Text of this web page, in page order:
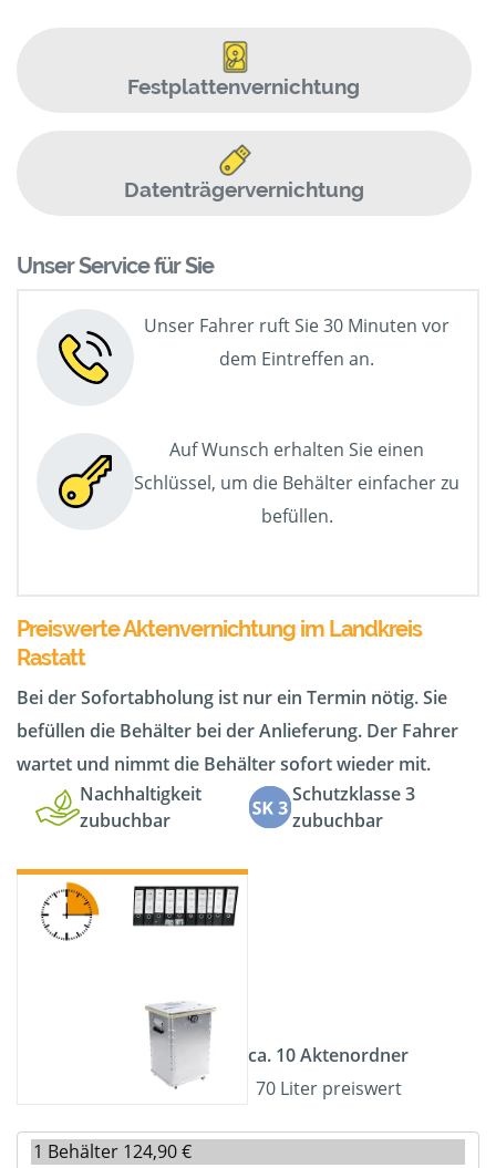
Festplattenvernichtung
Datenträgervernichtung
Unser Service für Sie
Unser Fahrer ruft Sie 30 Minuten vor
dem Eintreffen an.
Auf Wunsch erhalten Sie einen
Schlüssel, um die Behälter einfacher zu
befüllen.
Preiswerte Aktenvernichtung im Landkreis
Rastatt
Bei der Sofortabholung ist nur ein Termin nötig. Sie
befüllen die Behälter bei der Anlieferung. Der Fahrer
wartet und nimmt die Behälter sofort wieder mit.
Nachhaltigkeit
zubuchbar
Schutzklasse 3
zubuchbar
ca. 10 Aktenordner
70 Liter preiswert